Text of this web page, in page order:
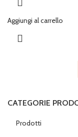
CATEGORIE
Prodotti
Aggiungi al carrello